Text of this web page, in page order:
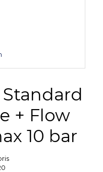
+ Flow
10 bar